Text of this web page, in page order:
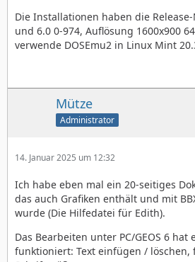
Die Installationen haben die
und 6.0 0-974, Auflösung 1600x900
verwende DOSEmu2 in Linux Mint
Mütze
Administrator
14. Januar 2025 um 12:32
Ich habe eben mal ein 20-seitiges
das auch Grafiken enthält und mit
wurde (Die Hilfedatei für Edith).
Das Bearbeiten unter PC/GEOS 6
funktioniert: Text einfügen / löschen,